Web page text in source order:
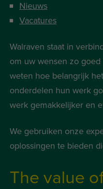
Nieuws
Vacatures
Walraven staat in
om uw wensen zo
weten hoe belangrijk
onderdelen hun werk
werk gemakkelijker en
We gebruiken onze
oplossingen te bieden
The value